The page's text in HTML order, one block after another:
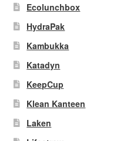
Ecolunchbox
HydraPak
Kambukka
Katadyn
KeepCup
Klean Kanteen
Laken